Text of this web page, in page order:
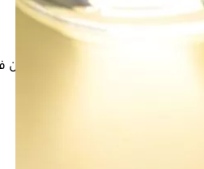
تناول جرعات أعلى من الموصوفة